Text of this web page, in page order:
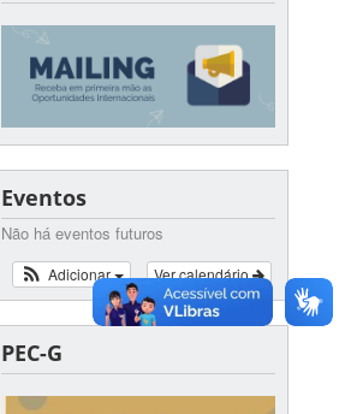
Eventos
Não há eventos futuros
Ver calendário
Adicionar
PEC-G